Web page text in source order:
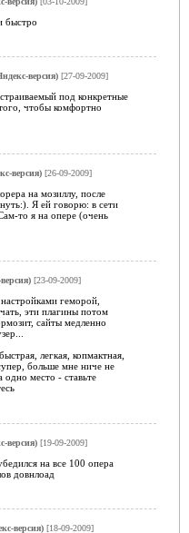
быстро
версия)[27-09-2009]
под конкретные
чтобы комфортно
версия)[26-09-2009]
на мозиллу, после
Я ей говорю: в сети
то я на опере (очень
[23-09-2009]
геморой,
эти плагины потом
сайты медленно
легкая, копмактная,
больше мне ниче не
место - ставьте
версия)[19-09-2009]
на все 100 опера
довнлоад
версия)[18-09-2009]